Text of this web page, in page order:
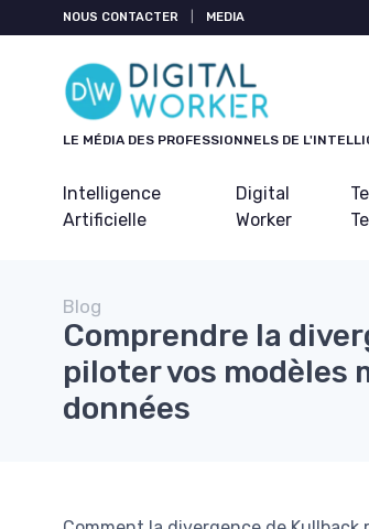
NOUS CONTACTER MEDIA
LE MÉDIA DES PROFESSIONNELS DE
Intelligence
Artificielle
Digital
Worker
Blog
Comprendre la
piloter vos modèles
données
Panneau de gestion des cookies